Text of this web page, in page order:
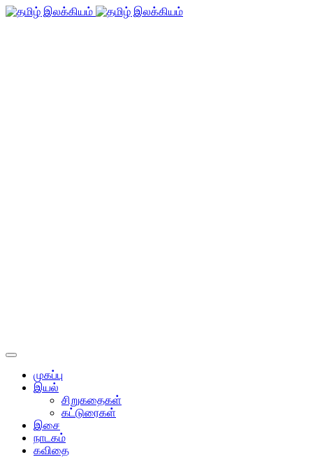
முகப்பு
இயல்
சிறுகதைகள்
கட்டுரைகள்
இசை
நாடகம்
கவிதை